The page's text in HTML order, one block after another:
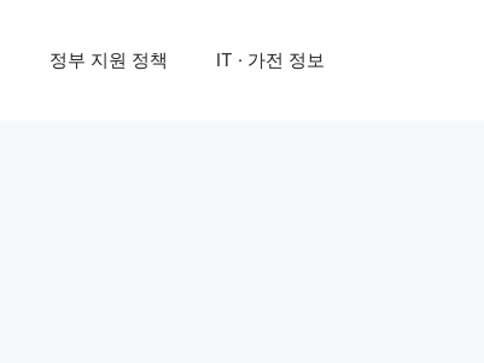
정부 지원 정책 IT · 가전 정보